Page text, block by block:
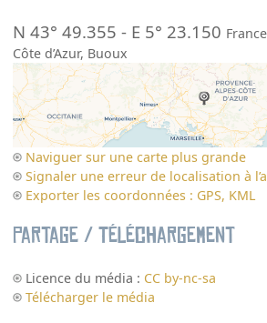
N 43° 49.355 - E 5° 23.150 France
Côte d’Azur, Buoux
Naviguer sur une carte plus grande
Signaler une erreur de localisation à
Exporter les coordonnées : GPS, KML
Partage / Téléchargement
Licence du média : CC by-nc-sa
Télécharger le média